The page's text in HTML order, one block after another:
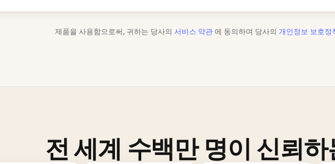
제품을 사용함으로써, 귀하는 당사의 서비스 약관 에 동의하며 당사의 개인정보 보호정
전 세계 수백만 명이 신뢰하